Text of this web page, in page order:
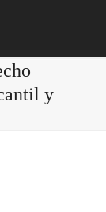
y